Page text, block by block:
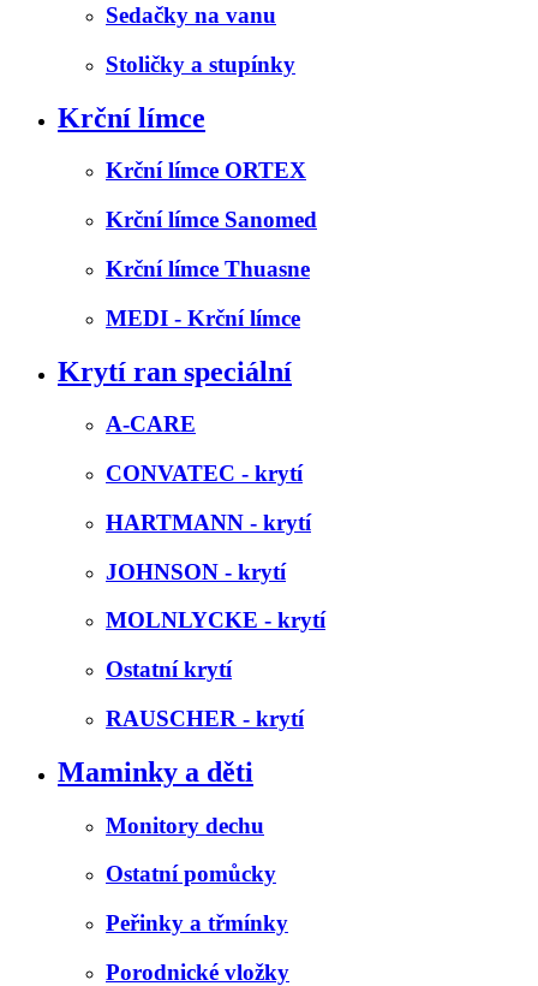
Sedačky na vanu
Stoličky a stupínky
Krční límce
Krční límce ORTEX
Krční límce Sanomed
Krční límce Thuasne
MEDI - Krční límce
Krytí ran speciální
A-CARE
CONVATEC - krytí
HARTMANN - krytí
JOHNSON - krytí
MOLNLYCKE - krytí
Ostatní krytí
RAUSCHER - krytí
Maminky a děti
Monitory dechu
Ostatní pomůcky
Peřinky a třmínky
Porodnické vložky